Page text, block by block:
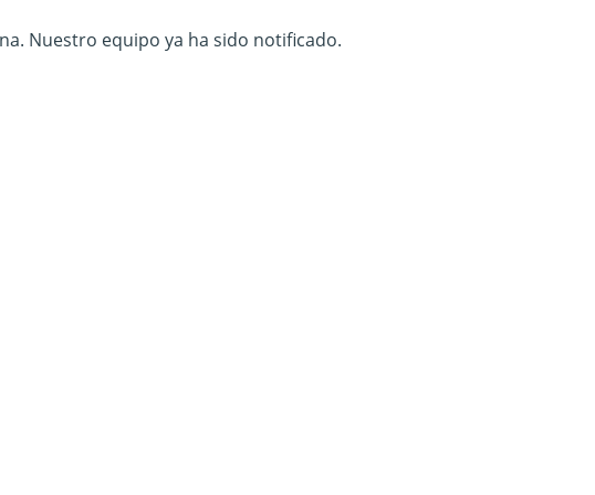
Nuestro equipo ya ha sido notificado.